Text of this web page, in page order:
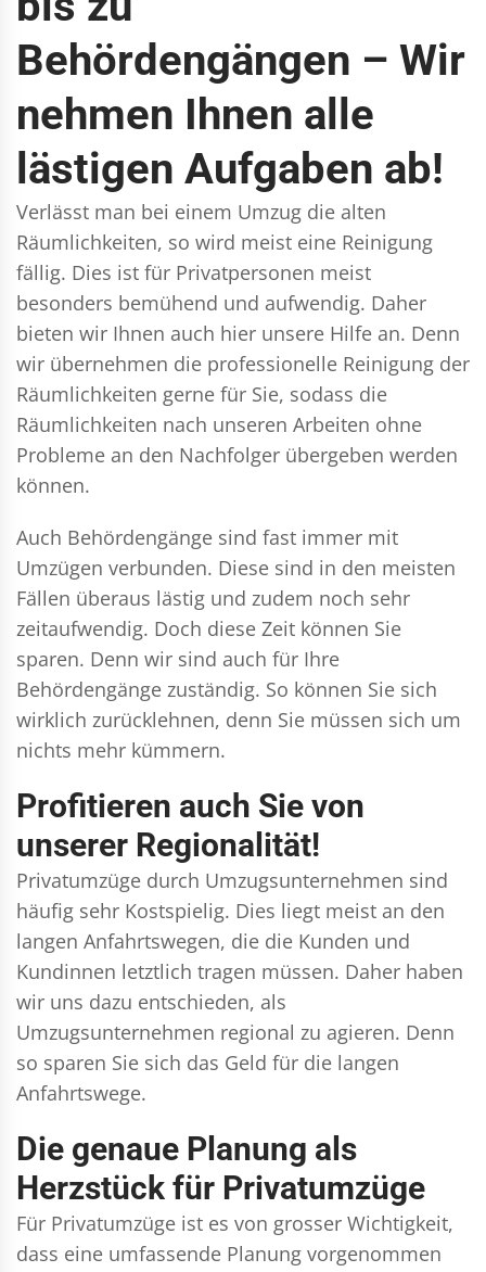
Behördengängen – Wir
nehmen Ihnen alle
lästigen Aufgaben ab!
Verlässt man bei einem Umzug die alten
Räumlichkeiten, so wird meist eine Reinigung
fällig. Dies ist für Privatpersonen meist
besonders bemühend und aufwendig. Daher
bieten wir Ihnen auch hier unsere Hilfe an. Denn
wir übernehmen die professionelle Reinigung der
Räumlichkeiten gerne für Sie, sodass die
Räumlichkeiten nach unseren Arbeiten ohne
Probleme an den Nachfolger übergeben werden
können.
Auch Behördengänge sind fast immer mit
Umzügen verbunden. Diese sind in den meisten
Fällen überaus lästig und zudem noch sehr
zeitaufwendig. Doch diese Zeit können Sie
sparen. Denn wir sind auch für Ihre
Behördengänge zuständig. So können Sie sich
wirklich zurücklehnen, denn Sie müssen sich um
nichts mehr kümmern.
Profitieren auch Sie von
unserer Regionalität!
Privatumzüge durch Umzugsunternehmen sind
häufig sehr Kostspielig. Dies liegt meist an den
langen Anfahrtswegen, die die Kunden und
Kundinnen letztlich tragen müssen. Daher haben
wir uns dazu entschieden, als
Umzugsunternehmen regional zu agieren. Denn
so sparen Sie sich das Geld für die langen
Anfahrtswege.
Die genaue Planung als
Herzstück für Privatumzüge
Für Privatumzüge ist es von grosser Wichtigkeit,
dass eine umfassende Planung vorgenommen